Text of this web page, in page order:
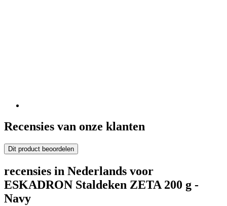
Recensies van onze klanten
Dit product beoordelen
recensies in Nederlands voor
ESKADRON Staldeken ZETA 200 g -
Navy